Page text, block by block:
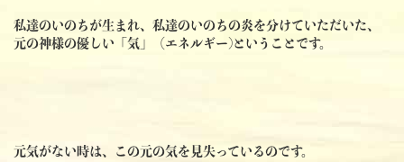
私達のいのちが生まれ、私達のいのちの炎を分けていただいた、
元の神様の優しい「気」（エネルギー)ということです。
元気がない時は、この元の気を見失っているのです。